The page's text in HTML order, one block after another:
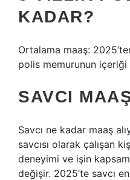
KADAR?
Ortalama maaş:
polis memurunun içeriği
SAVCI
Savcı ne kadar maaş
savcısı olarak çalışan
deneyimi ve işin
değişir. 2025’te savcı